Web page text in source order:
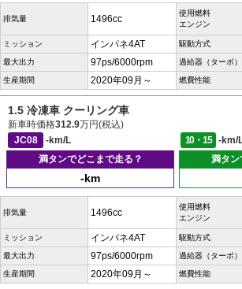
排気量 1496cc
使用燃料
エンジン
ミッション インパネ4AT 駆動方式
最大出力 97ps/6000rpm 過給器（ターボ）
生産期間 2020年09月～ 燃費性能
1.5 冷凍車 クーリング車
新車時価格312.9万円(税込)
JC08
-km/L 10・15
-km/
満タンでどこまで走る？
-km
満タン
排気量 1496cc
使用燃料
エンジン
ミッション インパネ4AT 駆動方式
最大出力 97ps/6000rpm 過給器（ターボ）
生産期間 2020年09月～ 燃費性能